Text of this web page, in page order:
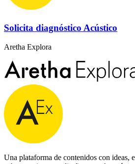
Solicita diagnóstico Acústico
Aretha Explora
Una plataforma de contenidos con ideas,